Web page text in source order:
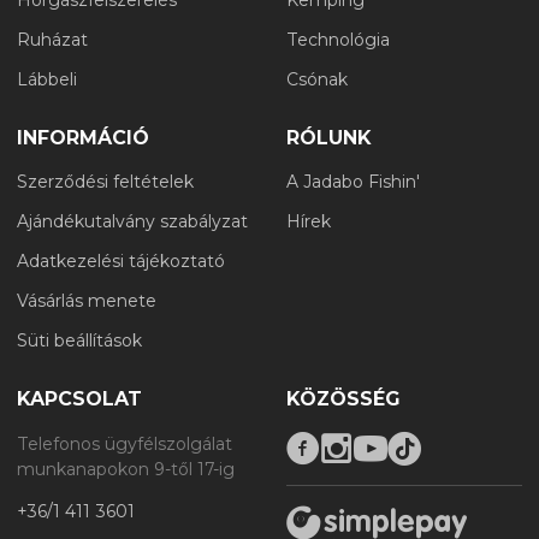
Ruházat
Lábbeli
Technológia
Csónak
INFORMÁCIÓ
Szerződési feltételek
Ajándékutalvány szabályzat
Adatkezelési tájékoztató
Vásárlás menete
Süti beállítások
RÓLUNK
A Jadabo Fishin'
Hírek
KAPCSOLAT
Telefonos ügyfélszolgálat
munkanapokon 9-től 17-ig
+36/1 411 3601
KÖZÖSSÉG